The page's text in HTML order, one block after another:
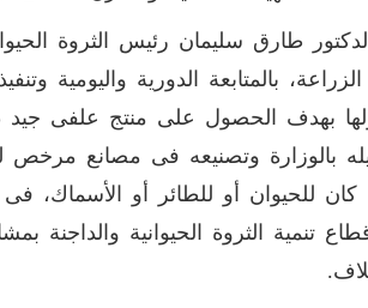
طارق سليمان رئيس الثروة
بالمتابعة الدورية واليومية
بهدف الحصول على منتج علفى جيد
بالوزارة وتصنيعه فى مصانع مرخص
كان للحيوان أو للطائر أو الأسماك،
تنمية الثروة الحيوانية والداجنة